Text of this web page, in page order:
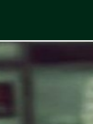
content